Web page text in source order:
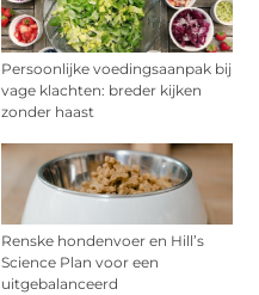
Persoonlijke voedingsaanpak bij
vage klachten: breder kijken
zonder haast
Renske hondenvoer en Hill’s
Science Plan voor een
uitgebalanceerd